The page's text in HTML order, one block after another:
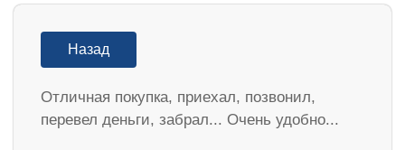
Назад
Отличная покупка, приехал, позвонил,
перевел деньги, забрал... Очень удобно...